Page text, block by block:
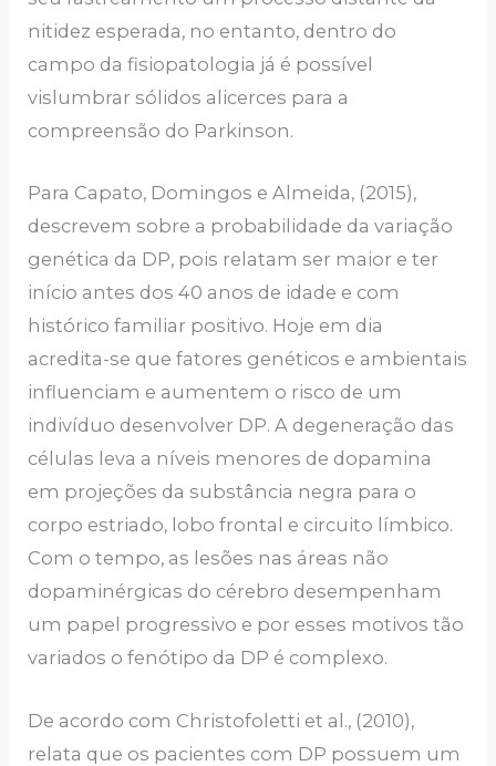
nitidez esperada, no entanto, dentro do
campo da fisiopatologia já é possível
vislumbrar sólidos alicerces para a
compreensão do Parkinson.
Para Capato, Domingos e Almeida, (2015),
descrevem sobre a probabilidade da variação
genética da DP, pois relatam ser maior e ter
início antes dos 40 anos de idade e com
histórico familiar positivo. Hoje em dia
acredita-se que fatores genéticos e ambientais
influenciam e aumentem o risco de um
indivíduo desenvolver DP. A degeneração das
células leva a níveis menores de dopamina
em projeções da substância negra para o
corpo estriado, lobo frontal e circuito límbico.
Com o tempo, as lesões nas áreas não
dopaminérgicas do cérebro desempenham
um papel progressivo e por esses motivos tão
variados o fenótipo da DP é complexo.
De acordo com Christofoletti et al., (2010),
relata que os pacientes com DP possuem um